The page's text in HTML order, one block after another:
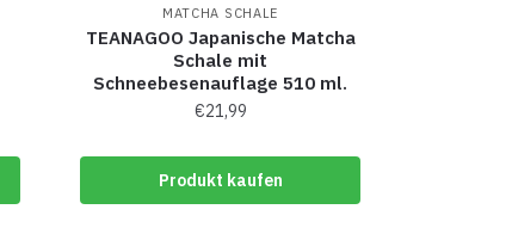
MATCHA SCHALE
TEANAGOO Japanische Matcha
Schale mit
Schneebesenauflage 510 ml.
€21,99
Produkt kaufen